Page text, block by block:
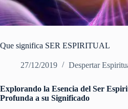
Que significa SER ESPIRITUAL
27/12/2019 Despertar
Explorando la Esencia del Ser
Profunda a su Significado